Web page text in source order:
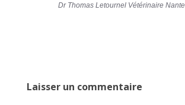
Dr Thomas Letournel Vétérinaire
Laisser un commentaire